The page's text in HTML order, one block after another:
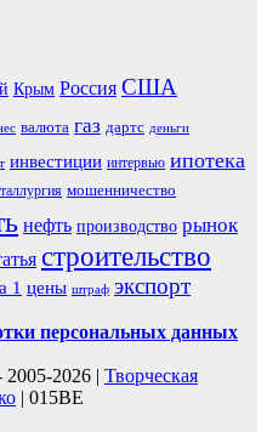
Крым Россия США
валюта газ дартс деньги
инвестиции интервью ипотека
мошенничество
нефть производство рынок
строительство
1 цены штраф экспорт
персональных данных
2026 | Творческая
| 015BE